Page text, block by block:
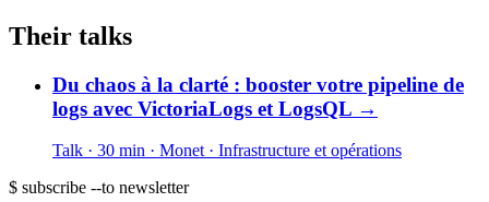
Their talks
Du chaos à la clarté : booster votre pipeline de
logs avec VictoriaLogs et LogsQL →
Talk · 30 min · Monet · Infrastructure et opérations
$ subscribe --to newsletter